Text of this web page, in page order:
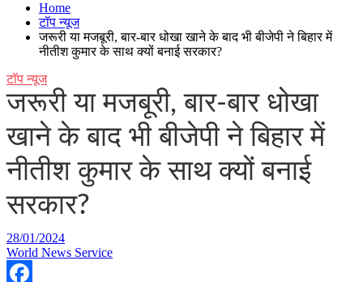
Home
टॉप न्यूज
जरूरी या मजबूरी, बार-बार धोखा खाने के बाद भी बीजेपी ने बिहार में
नीतीश कुमार के साथ क्यों बनाई सरकार?
टॉप न्यूज
जरूरी या मजबूरी, बार-बार धोखा
खाने के बाद भी बीजेपी ने बिहार में
नीतीश कुमार के साथ क्यों बनाई
सरकार?
28/01/2024
World News Service